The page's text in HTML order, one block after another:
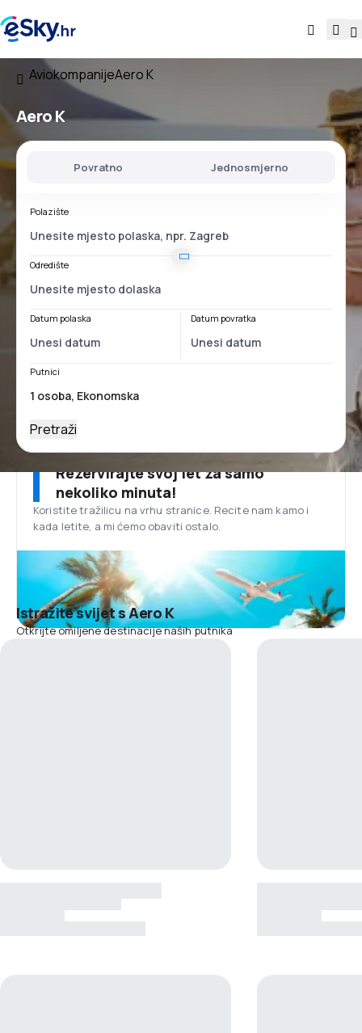
AviokompanijeAero K
Aero K
Povratno Jednosmjerno
Polazište
Odredište
Datum polaska Datum povratka
Putnici
Pretraži
Rezervirajte svoj let za samo
nekoliko minuta!
Koristite tražilicu na vrhu stranice. Recite nam kamo i
kada letite, a mi ćemo obaviti ostalo.
Istražite svijet s Aero K
Otkrijte omiljene destinacije naših putnika